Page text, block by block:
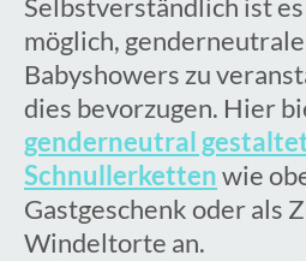
Selbstverständlich ist
möglich,
Babyshowers zu
dies bevorzugen. Hier
genderneutral
Schnullerkettenwie
Gastgeschenk oder als
Windeltorte an.